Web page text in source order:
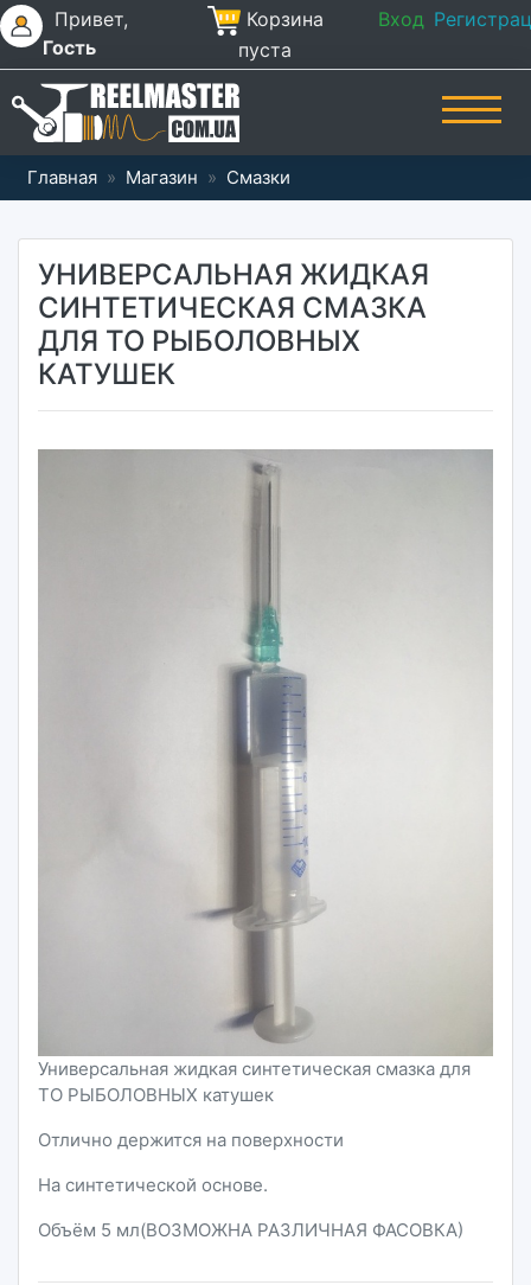
Привет,
Гость
Корзина
пуста
Вход
Главная » Магазин » Смазки
УНИВЕРСАЛЬНАЯ ЖИДКАЯ
СИНТЕТИЧЕСКАЯ СМАЗКА
ДЛЯ ТО РЫБОЛОВНЫХ
КАТУШЕК
Универсальная жидкая синтетическая смазка для
ТО РЫБОЛОВНЫХ катушек
Отлично держится на поверхности
На синтетической основе.
Объём 5 мл(ВОЗМОЖНА РАЗЛИЧНАЯ ФАСОВКА)